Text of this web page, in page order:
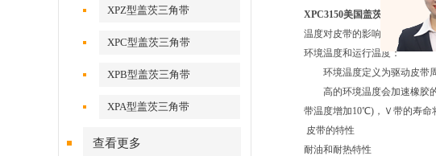
XPZ型盖茨三角带
XPC型盖茨三角带
XPB型盖茨三角带
XPA型盖茨三角带
查看更多
XPC3150美国盖茨带齿三角带
温度对皮带的影响
环境温度和运行温度：
环境温度定义为驱动皮带周
高的环境温度会加速橡胶的
带温度增加10℃)，Ｖ带的寿命
皮带的特性
耐油和耐热特性